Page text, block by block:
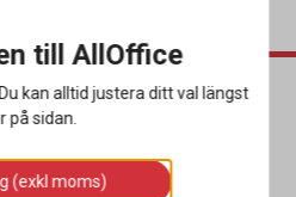
Miljöval
till AllOffice
kan alltid justera ditt val längst
på sidan.
(exkl moms)